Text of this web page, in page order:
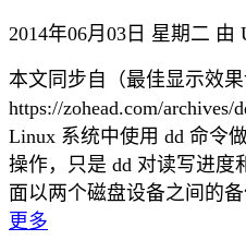
2014年06月03日 星期二 由
本文同步自（最佳显示效果
https://zohead.com/archives/
Linux 系统中使用 dd 命令
操作，只是 dd 对读写进度
面以两个磁盘设备之间的
更多